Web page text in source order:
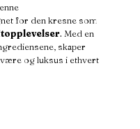
for den kresne som
. Med en
skaper
og luksus i ethvert